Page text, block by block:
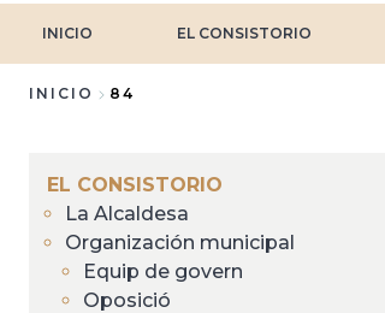
INICIO EL CONSISTORIO
enlaces
de
ayuda
INICIO 84
EL CONSISTORIO
La Alcaldesa
Organización municipal
Equip de govern
Oposició